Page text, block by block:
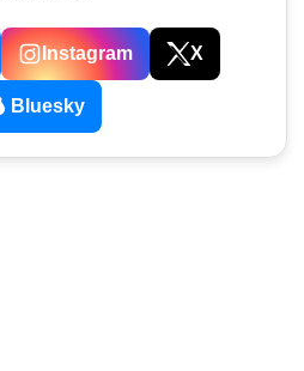
Instagram X
Bluesky